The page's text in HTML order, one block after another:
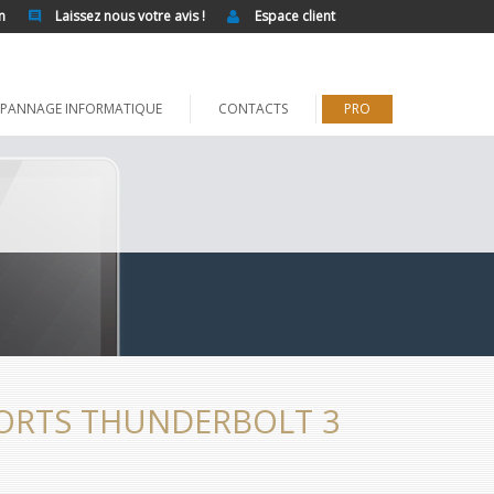
Espace client
Laissez nous votre avis !
INFORMATIQUE CONTACTS PRO
THUNDERBOLT 3